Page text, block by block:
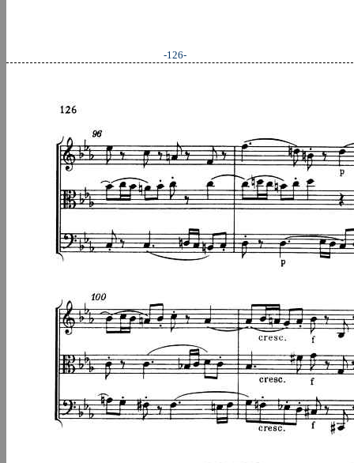
-126-